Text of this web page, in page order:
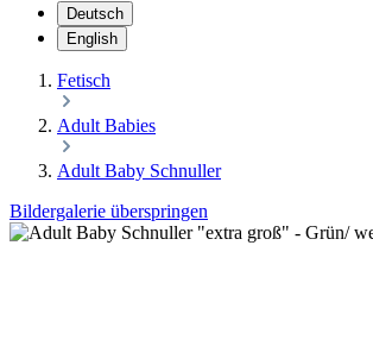
Deutsch
English
Fetisch
Adult Babies
Adult Baby Schnuller
Bildergalerie überspringen